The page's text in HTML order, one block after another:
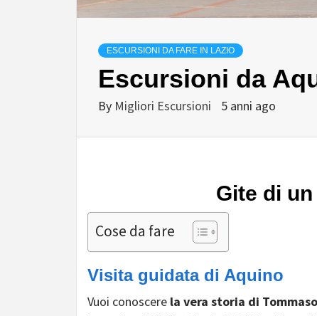
ESCURSIONI DA FARE IN LAZIO
Escursioni da
By Migliori Escursioni 5 anni ago
Gite di
Cose da fare
Visita guidata di Aquino
Vuoi conoscere la vera storia di